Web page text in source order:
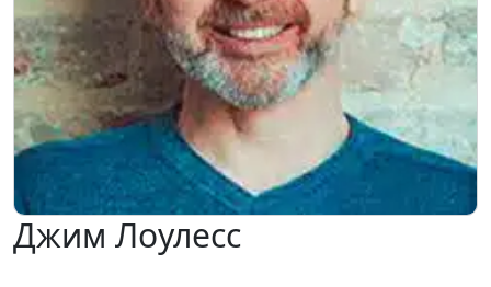
Джим Лоулесс